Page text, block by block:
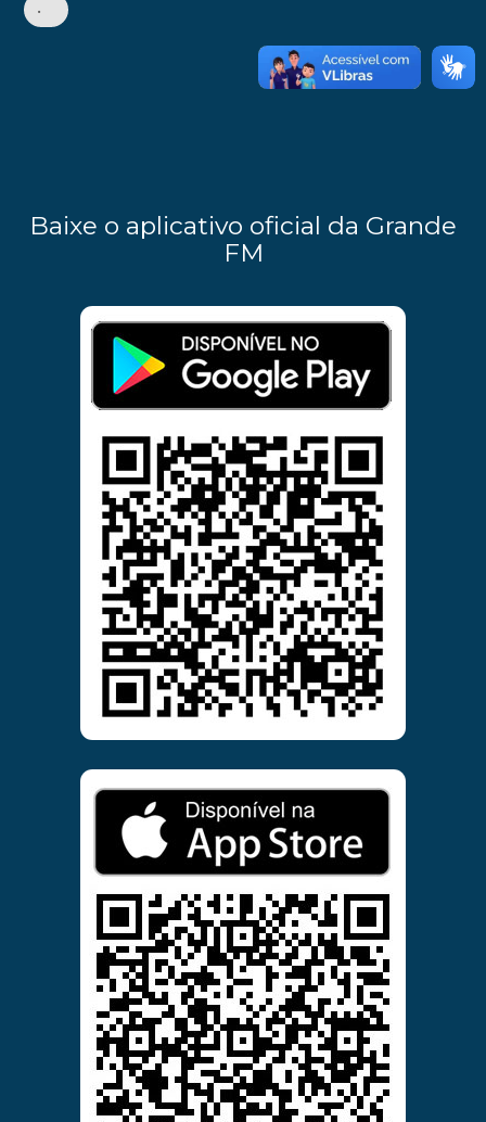
•
Baixe o aplicativo oficial da Grande
FM